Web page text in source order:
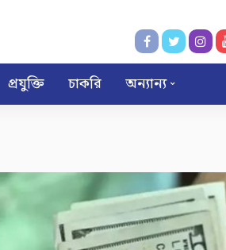
প্রযুক্তি চাকরি অন্যান্য